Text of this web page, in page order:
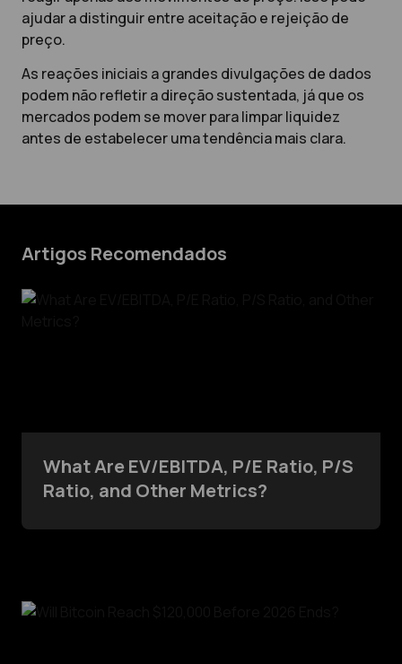
ajudar a distinguir entre aceitação e rejeição de
preço.
As reações iniciais a grandes divulgações de dados
podem não refletir a direção sustentada, já que os
mercados podem se mover para limpar liquidez
antes de estabelecer uma tendência mais clara.
Artigos Recomendados
What Are EV/EBITDA, P/E Ratio, P/S
Ratio, and Other Metrics?